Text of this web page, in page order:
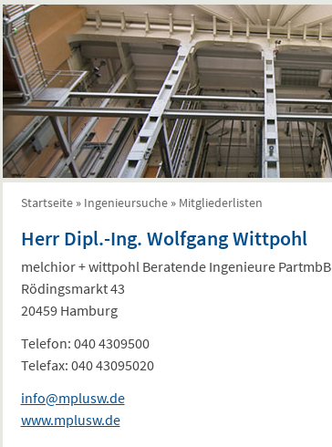
Sie sind hier
Startseite » Ingenieursuche » Mitgliederlisten
Herr Dipl.-Ing. Wolfgang Wittpohl
melchior + wittpohl Beratende Ingenieure PartmbB
Rödingsmarkt 43
20459 Hamburg
Telefon: 040 4309500
Telefax: 040 43095020
info@mplusw.de
www.mplusw.de